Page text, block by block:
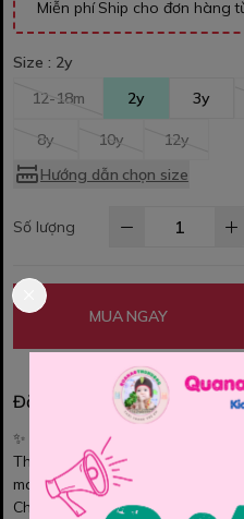
Miễn phí Ship cho đơn hàng
Size : 2y
12-18m
2y 3y
8y 10y
12y
Hướng dẫn chọn size
Số lượng
MUA NGAY
Đặc điểm nổi bật
✨ Áo dài Cúc Chi đỏ Nguyên
Thiết kế duyên dáng, họa tiết
may mắn, bình an 💮
Chất tơ óng lót lụa mềm mịn,